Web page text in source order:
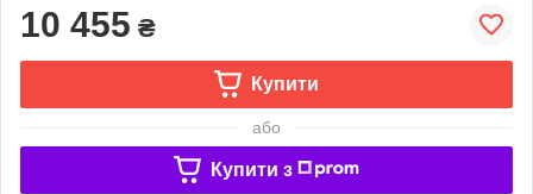
10 455 ₴
Купити
або
Купити з